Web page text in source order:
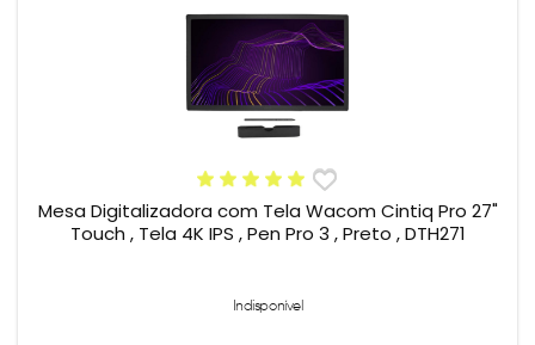
Mesa Digitalizadora com Tela Wacom Cintiq Pro 27"
Touch , Tela 4K IPS , Pen Pro 3 , Preto , DTH271
Indisponível